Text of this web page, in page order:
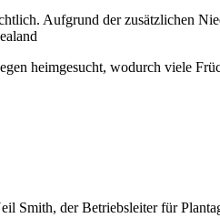
Aufgrund der zusätzlichen
heimgesucht, wodurch viele
Smith, der Betriebsleiter für